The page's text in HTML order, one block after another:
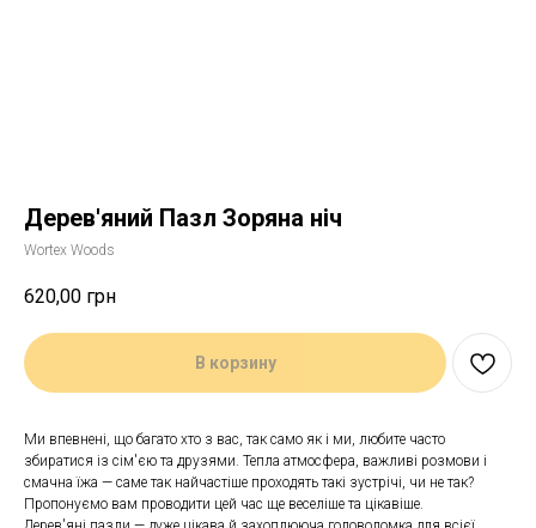
Дерев'яний Пазл Зоряна ніч
Wortex Woods
620,00 грн
В корзину
Ми впевнені, що багато хто з вас, так само як і ми, любите часто
збиратися із сім'єю та друзями. Тепла атмосфера, важливі розмови і
смачна їжа — саме так найчастіше проходять такі зустрічі, чи не так?
Пропонуємо вам проводити цей час ще веселіше та цікавіше.